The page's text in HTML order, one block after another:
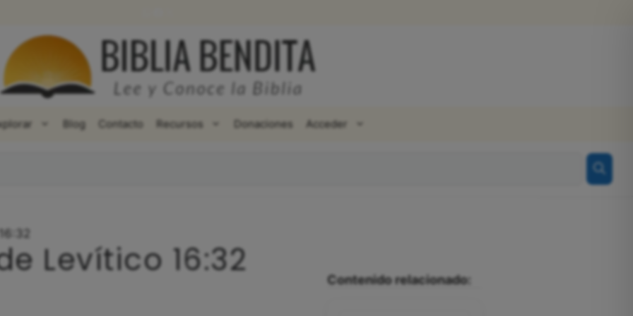
Blog Contacto Recursos Donaciones Acceder
Levítico 16:32 Contenido relacionado: